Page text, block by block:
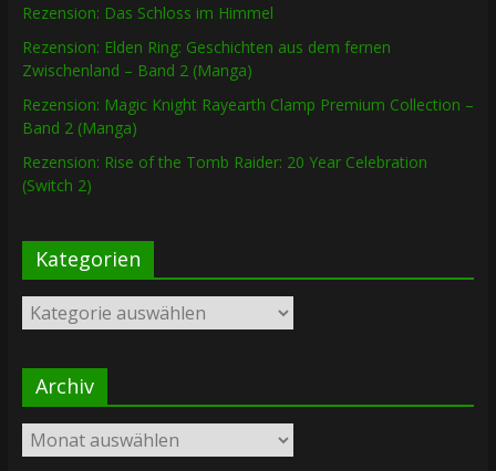
Rezension: Das Schloss im Himmel
Rezension: Elden Ring: Geschichten aus dem fernen
Zwischenland – Band 2 (Manga)
Rezension: Magic Knight Rayearth Clamp Premium Collection –
Band 2 (Manga)
Rezension: Rise of the Tomb Raider: 20 Year Celebration
(Switch 2)
Kategorien
Kategorien
Archiv
Archiv